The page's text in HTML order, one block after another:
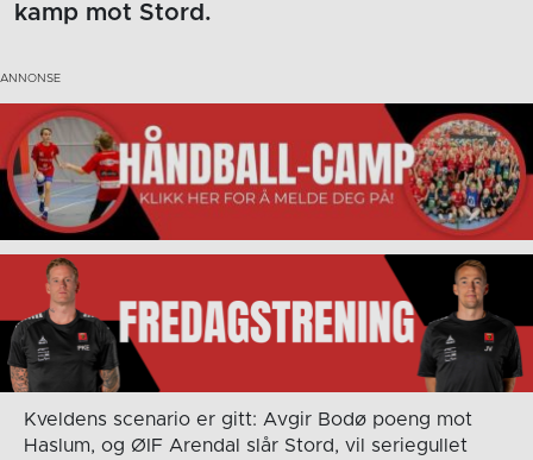
kamp mot Stord.
Kveldens scenario er gitt: Avgir Bodø poeng mot
Haslum, og ØIF Arendal slår Stord, vil seriegullet